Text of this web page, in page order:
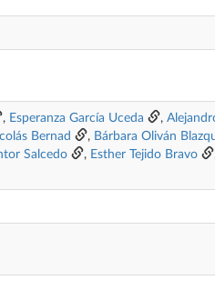
, Esperanza García Uceda ,
Bernad
, Bárbara Oliván
Salcedo
, Esther Tejido Bravo